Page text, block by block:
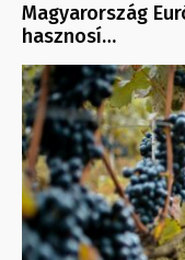
Magyarország
hasznosí…